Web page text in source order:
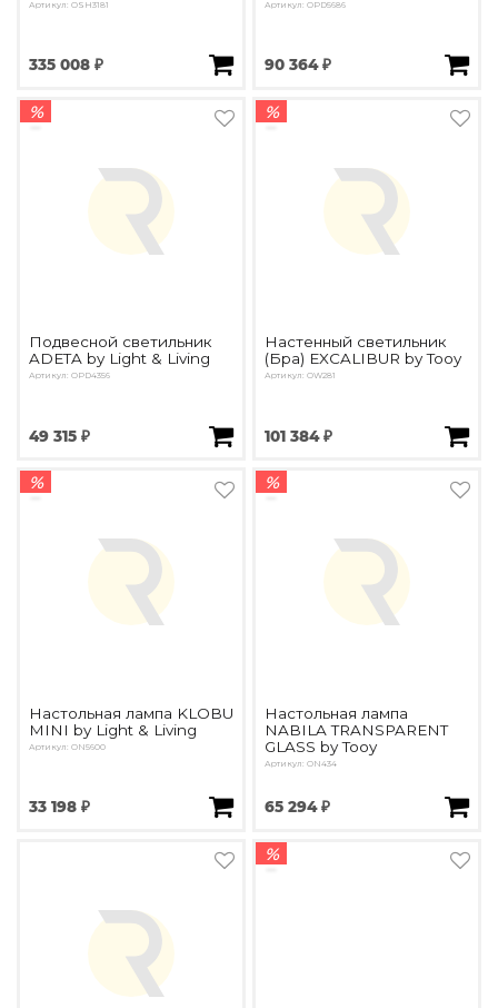
Артикул: OSH3181
335 008 ₽
Артикул: OPD5686
90 364 ₽
%
Подвесной светильник
ADETA by Light & Living
Артикул: OPD4356
49 315 ₽
%
Настенный светильник
(Бра) EXCALIBUR by Tooy
Артикул: OW281
101 384 ₽
%
Настольная лампа KLOBU
MINI by Light & Living
Артикул: ON5600
33 198 ₽
%
Настольная лампа
NABILA TRANSPARENT
GLASS by Tooy
Артикул: ON434
65 294 ₽
%